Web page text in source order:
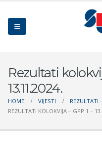
Rezultati
13.11.2024.
HOME VIJESTI
REZULTATI
REZULTATI KOLOKVIJA – GPP 1 –